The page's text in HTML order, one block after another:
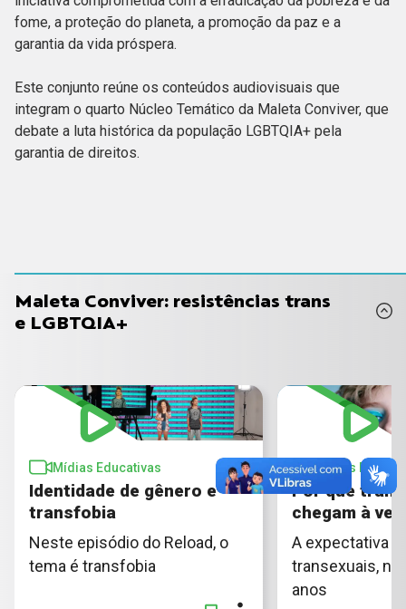
fome, a proteção do planeta, a promoção da paz e a
garantia da vida próspera.
Este conjunto reúne os conteúdos audiovisuais que
integram o quarto Núcleo Temático da Maleta Conviver, que
debate a luta histórica da população LGBTQIA+ pela
garantia de direitos.
Maleta Conviver: resistências trans
e LGBTQIA+
Mídias Educativas
Identidade de gênero e
transfobia
Neste episódio do Reload, o
tema é transfobia
Mídias
Por que
chegam à
A expectativa
transexuais, no
anos